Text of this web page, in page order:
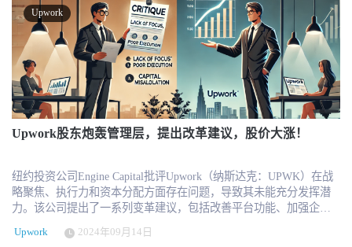
Upwork首席执行官 Hayden Brown 在财报中明确指出，平台在本季
度“全面释放了AI驱动的业务价值”。代表性成果之一是平台自研的
智能助手 Uma™ 的快速演进。作为平台的“Mindful AI”代表，
Uma™不仅完成从搜索推荐到即时面试、任务推荐、视频会议的全
链路升级，其自动化提案工具 Proposal Writer 使用率也大幅提升，
自由职业者使用该功能提交项目提案的数量增长了58%。 值得注意
的是，AI相关工作的总交易额（GSV）同比增长30%，其中 Prompt
Engineering 子类增长更是高达51%。AI已不再只是平台的“服务分
类”，而成为带动全平台交易结构复杂化、高端化的主轴——AI类项
总数从去年同期的86.8万下降至79.6万，下降幅度达8%，但平台整
体交易额（GSV）基本持平，仅微降0.6%。更值得关注的是，平均
每位客户的GSV上涨至5002美元，同比增加5%，说明Upwork正逐步
摆脱“零散、低价”的平台形象，朝着高价值、高复杂度任务的方向转
Upwork
Upwork股东炮轰管理层，提出改革建议，股价大涨！
纽约投资公司Engine Capital批评Upwork（纳斯达克：UPWK）在战
略聚焦、执行力和资本分配方面存在问题，导致其未能充分发挥潜
力。该公司提出了一系列变革建议，包括改善平台功能、加强企业
客户发展、优化成本结构和重组董事会。Upwork回应称，公司已实
现盈利能力提升、股票回购，并正在积极优化成本管理，致力于为
Upwork 2024年09月14日